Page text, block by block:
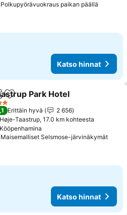
Polkupyörävuokraus paikan päällä
Katso hinnat
Lisää suosikkeihin
Park Hotel
Erittäin hyvä
2 656
Høje-Taastrup, 17.0 km kohteesta
Kööpenhamina
Maisemalliset Selsmose-järvinäkymät
Katso hinnat